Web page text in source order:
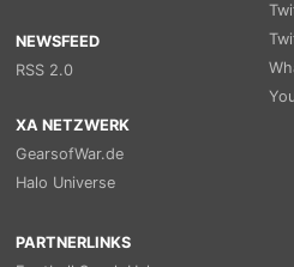
NEWSFEED
RSS 2.0
XA NETZWERK
GearsofWar.de
Halo Universe
PARTNERLINKS